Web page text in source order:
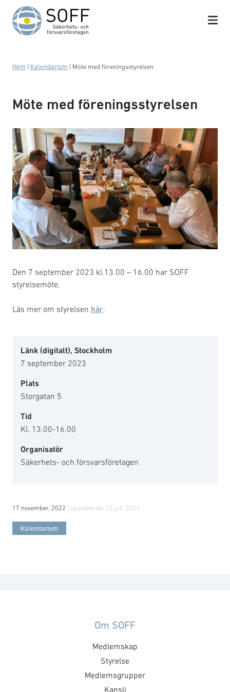
Hoppa till innehåll
Hem Kalendarium Möte med föreningsstyrelsen
Möte med föreningsstyrelsen
Den 7 september 2023 kl.13.00 – 16.00 har SOFF
styrelsemöte.
Läs mer om styrelsen här.
Länk (digitalt), Stockholm
7 september 2023
Plats
Storgatan 5
Tid
Kl. 13.00-16.00
Organisatör
Säkerhets- och försvarsföretagen
17 november, 2022 | Uppdaterad: 12 juli, 2024
Kalendarium
Om SOFF
Medlemskap
Styrelse
Medlemsgrupper
Kansli